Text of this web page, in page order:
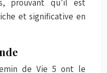
prouvant qu’il est
et significative en
de Vie 5 ont le